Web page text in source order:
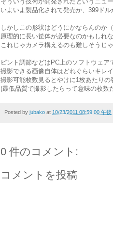
いよいよ製品化されて発売か、399ドル
しかしこの形状はどうにかならんのか（
原理的に長い筐体が必要なのかもしれな
これじゃカメラ構えるのも難しそうじゃ
ピント調節などはPC上のソフトウェア
撮影できる画像自体はどれぐらいキレ
撮影可能枚数見るとやけに1枚あたりの
(最低品質で撮影したらって意味の枚数
Posted by jubako at 10/23/2011 08:59:00 午後
0 件のコメント:
コメントを投稿